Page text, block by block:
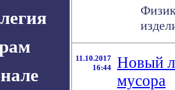
11.10.2017
16:44
Новый
мусора